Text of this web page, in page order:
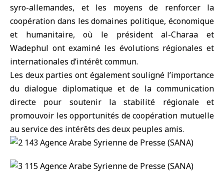
syro-allemandes, et les moyens de renforcer la
coopération dans les domaines politique, économique
et humanitaire, où le président al-Charaa et
Wadephul ont examiné les évolutions régionales et
internationales d’intérêt commun.
Les deux parties ont également souligné l’importance
du dialogue diplomatique et de la communication
directe pour soutenir la stabilité régionale et
promouvoir les opportunités de coopération mutuelle
au service des intérêts des deux peuples amis.